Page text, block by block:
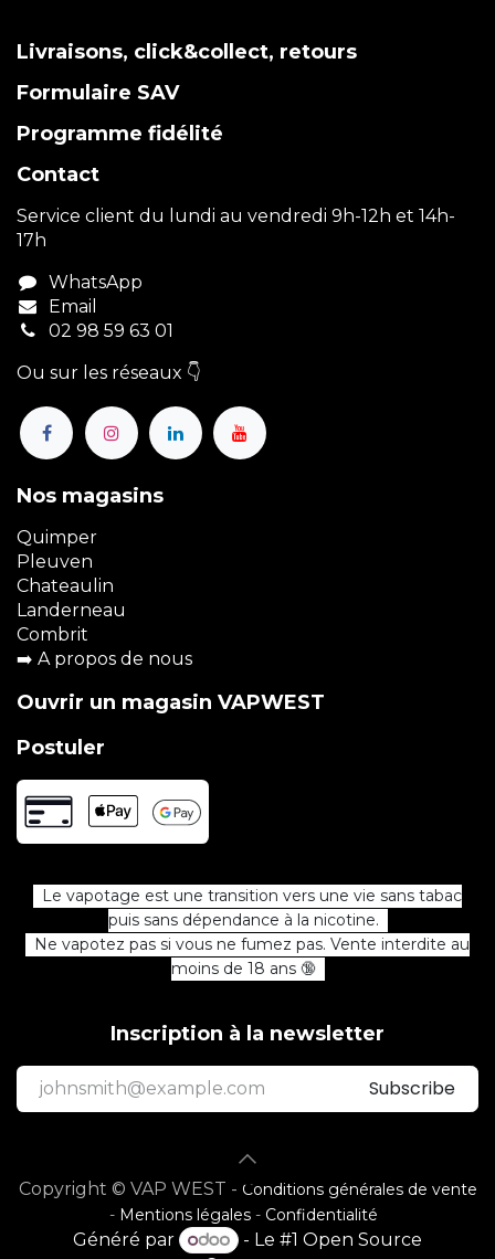
Livraisons, click&collect, retours
Formulaire SAV
Programme fidélité
Contact
Service client du lundi au vendredi 9h-12h et 14h-
17h
WhatsApp
Email
02 98 59 63 01
Ou sur les réseaux 👇
Nos magasins
Quimper
Pleuven
Chateaulin
Landerneau
Combrit
➡️ A propos de nous
Ouvrir un magasin VAPWEST
Postuler
Le vapotage est une transition vers une vie sans tabac
puis sans dépendance à la nicotine.
Ne vapotez pas si vous ne fumez pas. Vente interdite au
moins de 18 ans 🔞
Inscription à la newsletter
Subscribe
Copyright © VAP WEST - Conditions générales de vente
- Mentions légales- Confidentialité
Généré par - Le #1Open Source